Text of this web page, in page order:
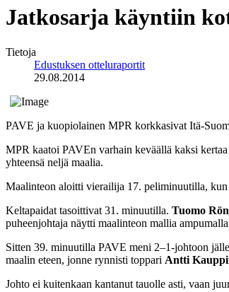
Jatkosarja käyntiin
Tietoja
Edustuksen otteluraportit
29.08.2014
PAVE ja kuopiolainen MPR korkkasivat Itä-
MPR kaatoi PAVEn varhain keväällä kaksi
yhteensä neljä maalia.
Maalinteon aloitti vierailija 17. peliminuutilla,
Keltapaidat tasoittivat 31. minuutilla. Tuomo
puheenjohtaja näytti maalinteon mallia
Sitten 39. minuutilla PAVE meni 2–1-johtoon
maalin eteen, jonne rynnisti toppari Antti
Johto ei kuitenkaan kantanut tauolle asti, vaan